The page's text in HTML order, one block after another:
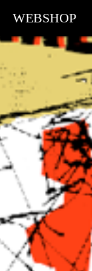
WEBSHOP